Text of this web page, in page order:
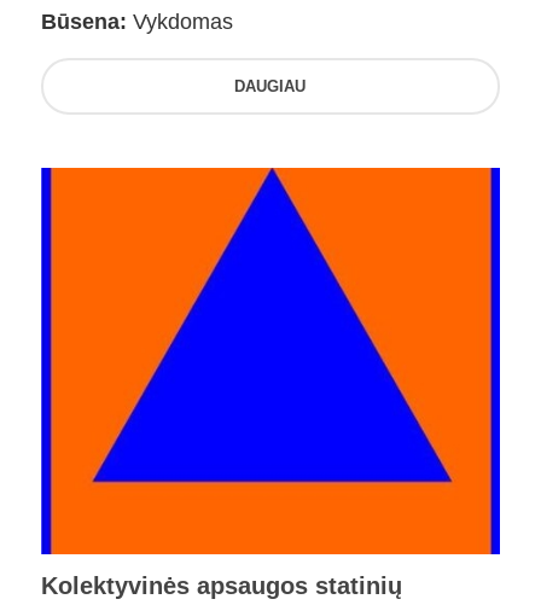
Būsena: Vykdomas
DAUGIAU
Kolektyvinės apsaugos statinių